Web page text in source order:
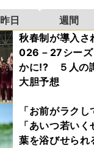
昨日 週間
秋春制が導入
026－27シーズ
かに!? ５人の
大胆予想
「お前がラクし
「あいつ若い
葉を浴びせられ